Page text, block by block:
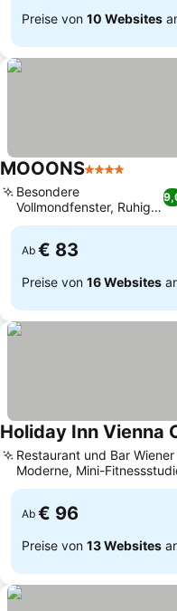
Preise von 10 Websites
MOOONS4 Sterne
Besondere
Vollmondfenster, Ruhige
Gartenoase
Ab € 83
Preise von 16 Websites
Holiday Inn Vienna
Restaurant und Bar Wiener
Moderne, Mini-
für aktive Gäste
Ab € 96
Preise von 13 Websites